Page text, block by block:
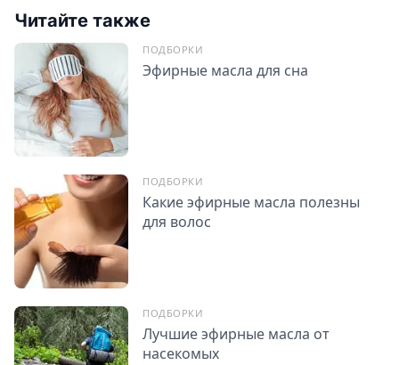
Читайте также
ПОДБОРКИ
Эфирные масла для сна
ПОДБОРКИ
Какие эфирные масла полезны
для волос
ПОДБОРКИ
Лучшие эфирные масла от
насекомых